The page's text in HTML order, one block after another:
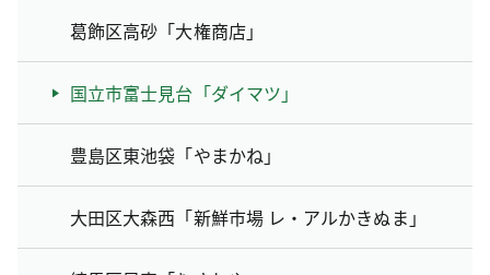
葛飾区高砂「大権商店」
国立市富士見台「ダイマツ」
豊島区東池袋「やまかね」
大田区大森西「新鮮市場 レ・アルかきぬま」